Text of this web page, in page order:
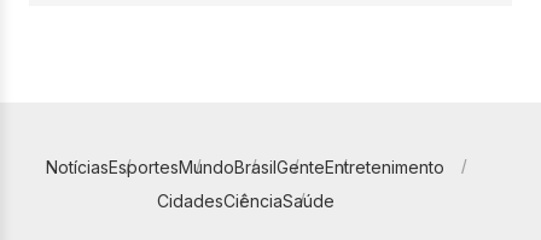
NotíciasEsportesMundoBrasilGenteEntretenimento
CidadesCiênciaSaúde